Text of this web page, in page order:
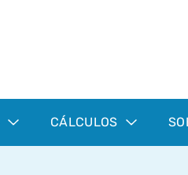
CÁLCULOS